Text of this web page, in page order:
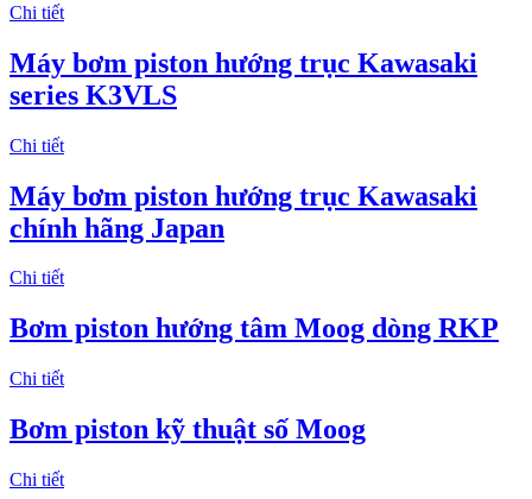
Chi tiết
Máy bơm piston hướng trục Kawasaki
series K3VLS
Chi tiết
Máy bơm piston hướng trục Kawasaki
chính hãng Japan
Chi tiết
Bơm piston hướng tâm Moog dòng RKP
Chi tiết
Bơm piston kỹ thuật số Moog
Chi tiết